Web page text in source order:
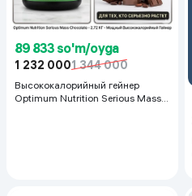
89 833 so'm/oyga
1 232 0001 344 000
Высококалорийный гейнер
Optimum Nutrition Serious Mass,